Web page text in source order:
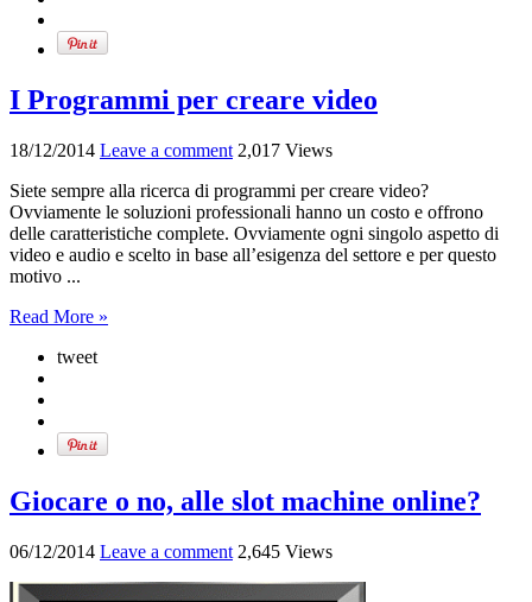
I Programmi per creare video
18/12/2014 Leave a comment 2,017 Views
Siete sempre alla ricerca di programmi per creare video?
Ovviamente le soluzioni professionali hanno un costo e offrono
delle caratteristiche complete. Ovviamente ogni singolo aspetto di
video e audio e scelto in base all’esigenza del settore e per questo
motivo ...
Read More »
tweet
Giocare o no, alle slot machine online?
06/12/2014 Leave a comment 2,645 Views